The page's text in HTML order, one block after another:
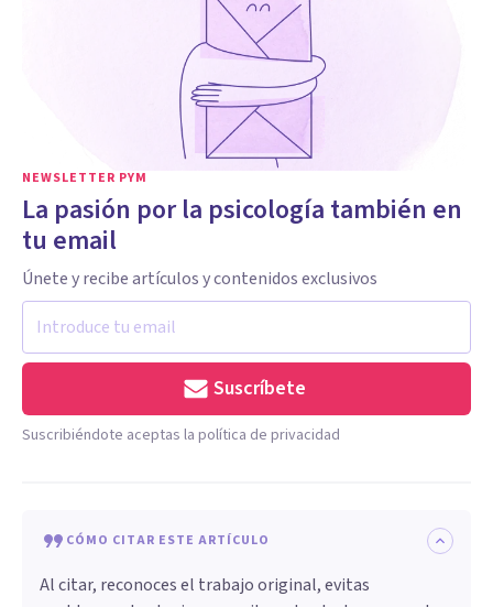
NEWSLETTER PYM
La pasión por la psicología también en
tu email
Únete y recibe artículos y contenidos exclusivos
Suscríbete
Suscribiéndote aceptas la política de privacidad
CÓMO CITAR ESTE ARTÍCULO
Al citar, reconoces el trabajo original, evitas